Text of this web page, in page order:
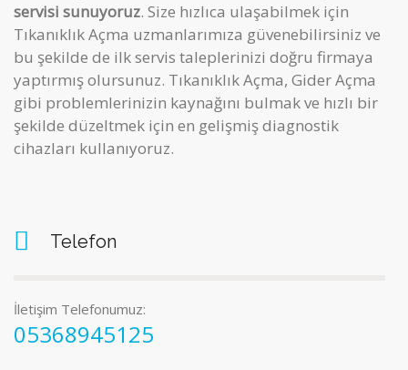
servisi sunuyoruz. Size hızlıca ulaşabilmek için
Tıkanıklık Açma uzmanlarımıza güvenebilirsiniz ve
bu şekilde de ilk servis taleplerinizi doğru firmaya
yaptırmış olursunuz. Tıkanıklık Açma, Gider Açma
gibi problemlerinizin kaynağını bulmak ve hızlı bir
şekilde düzeltmek için en gelişmiş diagnostik
cihazları kullanıyoruz.
Telefon
İletişim Telefonumuz:
05368945125